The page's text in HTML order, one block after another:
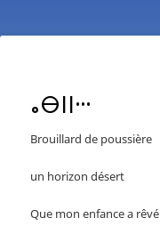
ⴰⴱⵏⵏⵈ
Brouillard de poussière
un horizon désert
Que mon enfance a rêvé